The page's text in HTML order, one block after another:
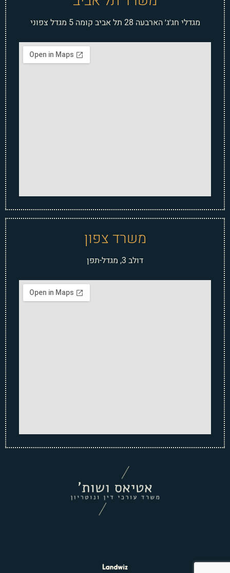
מגדלי חג׳ג׳ הארבעה 28 תל אביב קומה 5 מגדל צפוני
משרד צפון
דולב 3, מגדל-תפן